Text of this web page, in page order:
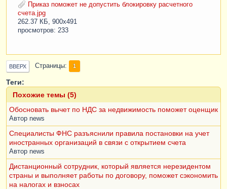
Приказ поможет не допустить блокировку расчетного
счета.jpg
262.37 КБ, 900x491
просмотров: 233
ВВЕРХ Страницы 1
Теги:
Похожие темы (5)
Обосновать вычет по НДС за недвижимость поможет оценщик
Автор news
Специалисты ФНС разъяснили правила постановки на учет
иностранных организаций в связи с открытием счета
Автор news
Дистанционный сотрудник, который является нерезидентом
страны и выполняет работы по договору, поможет сэкономить
на налогах и взносах